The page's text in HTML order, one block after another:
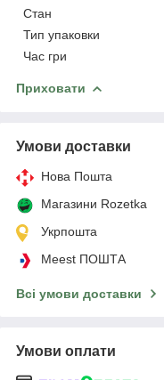
Стан
Тип упаковки
Час гри
Приховати
Умови доставки
Нова Пошта
Магазини Rozetka
Укрпошта
Meest ПОШТА
Всі умови доставки
Умови оплати